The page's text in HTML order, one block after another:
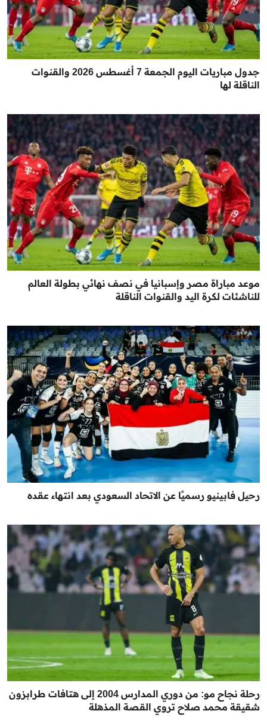
جدول مباريات اليوم الجمعة 7 أغسطس 2026 والقنوات
الناقلة لها
موعد مباراة مصر وإسبانيا في نصف نهائي بطولة العالم
للناشئات لكرة اليد والقنوات الناقلة
رحيل فابينيو رسميًا عن الاتحاد السعودي بعد انتهاء عقده
رحلة نجاح مو: من دوري المدارس 2004 إلى هتافات طرابزون
شقيقة محمد صلاح تروي القصة المذهلة